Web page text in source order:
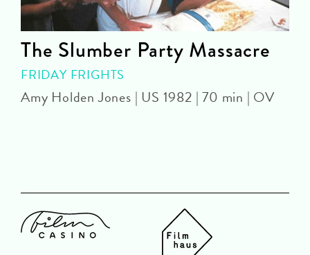
The Slumber Party Massacre
FRIDAY FRIGHTS
Amy Holden Jones | US 1982 | 70 min | OV